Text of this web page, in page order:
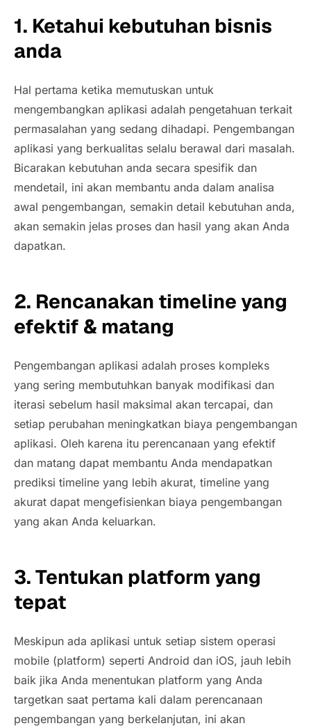
1. Ketahui kebutuhan bisnis
anda
Hal pertama ketika memutuskan untuk
mengembangkan aplikasi adalah pengetahuan terkait
permasalahan yang sedang dihadapi. Pengembangan
aplikasi yang berkualitas selalu berawal dari masalah.
Bicarakan kebutuhan anda secara spesifik dan
mendetail, ini akan membantu anda dalam analisa
awal pengembangan, semakin detail kebutuhan anda,
akan semakin jelas proses dan hasil yang akan Anda
dapatkan.
2. Rencanakan timelineyang
efektif & matang
Pengembangan aplikasi adalah proses kompleks
yang sering membutuhkan banyak modifikasi dan
iterasi sebelum hasil maksimal akan tercapai, dan
setiap perubahan meningkatkan biaya pengembangan
aplikasi. Oleh karena itu perencanaan yang efektif
dan matang dapat membantu Anda mendapatkan
prediksi timeline yang lebih akurat, timeline yang
akurat dapat mengefisienkan biaya pengembangan
yang akan Anda keluarkan.
3. Tentukan platformyang
tepat
Meskipun ada aplikasi untuk setiap sistem operasi
mobile (platform) seperti Android dan iOS, jauh lebih
baik jika Anda menentukan platform yang Anda
targetkan saat pertama kali dalam perencanaan
pengembangan yang berkelanjutan, ini akan